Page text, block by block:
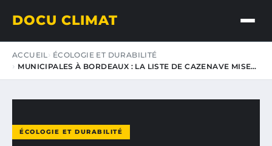
DOCU CLIMAT
ACCUEIL
ÉCOLOGIE ET DURABILITÉ
MUNICIPALES À BORDEAUX : LA LISTE DE CAZENAVE MISE…
ÉCOLOGIE ET DURABILITÉ